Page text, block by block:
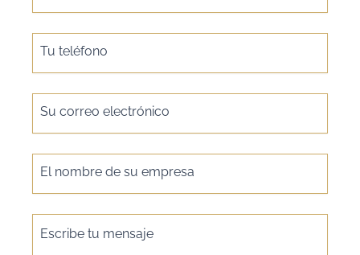
form
Tu teléfono
Su correo electrónico
El nombre de su empresa
Escribe tu mensaje